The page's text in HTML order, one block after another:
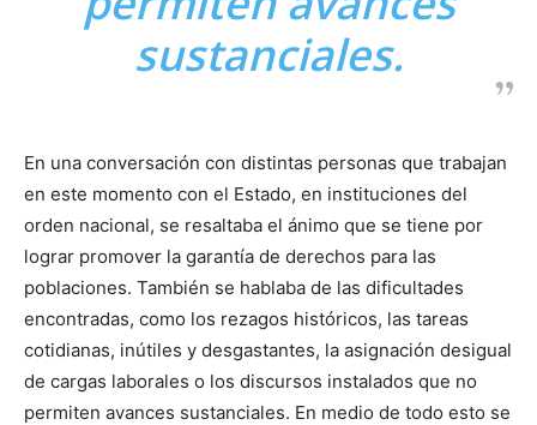
sustanciales.
En una conversación con distintas personas que trabajan
en este momento con el Estado, en instituciones del
orden nacional, se resaltaba el ánimo que se tiene por
lograr promover la garantía de derechos para las
poblaciones. También se hablaba de las dificultades
encontradas, como los rezagos históricos, las tareas
cotidianas, inútiles y desgastantes, la asignación desigual
de cargas laborales o los discursos instalados que no
permiten avances sustanciales. En medio de todo esto se